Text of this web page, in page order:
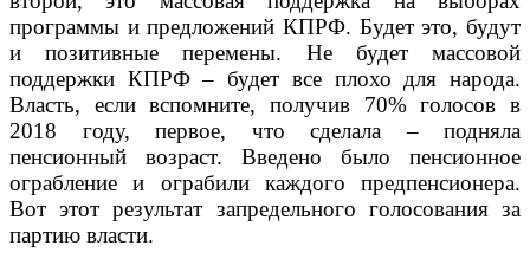
программы и предложений КПРФ. Будет это, будут
и позитивные перемены. Не будет массовой
поддержки КПРФ – будет все плохо для народа.
Власть, если вспомните, получив 70% голосов в
2018 году, первое, что сделала – подняла
пенсионный возраст. Введено было пенсионное
ограбление и ограбили каждого предпенсионера.
Вот этот результат запредельного голосования за
партию власти.